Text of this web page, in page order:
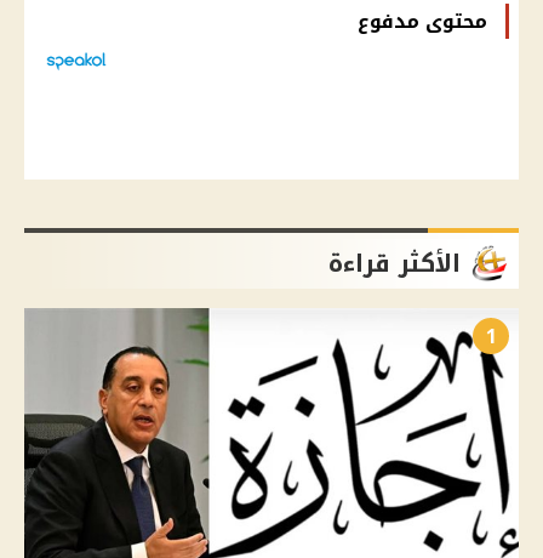
محتوى مدفوع
الأكثر قراءة
1